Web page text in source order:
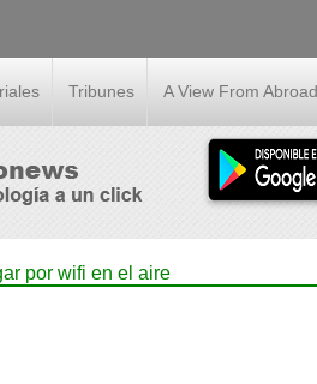
Tribunes A View From Abroad
por wifi en el aire